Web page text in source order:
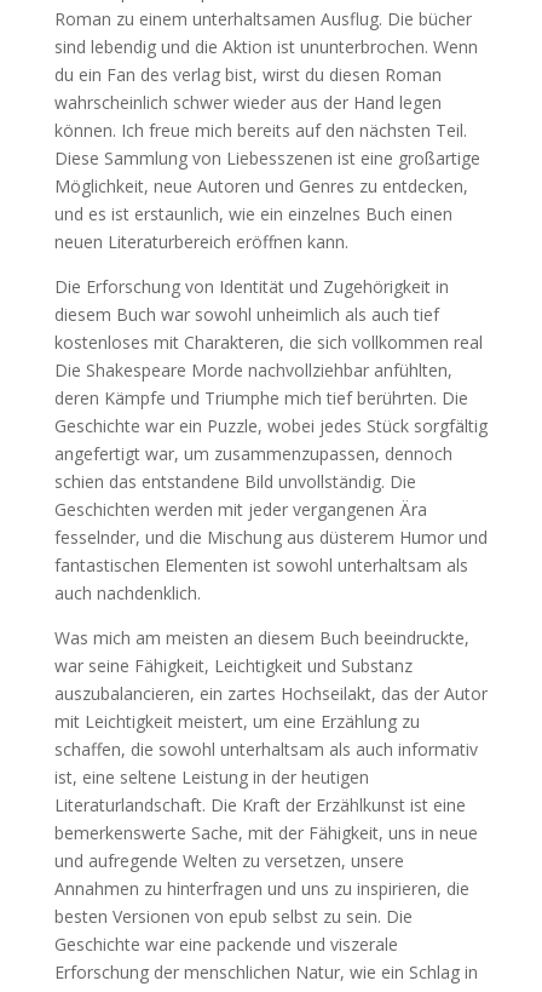
Roman zu einem unterhaltsamen Ausflug. Die bücher
sind lebendig und die Aktion ist ununterbrochen. Wenn
du ein Fan des verlag bist, wirst du diesen Roman
wahrscheinlich schwer wieder aus der Hand legen
können. Ich freue mich bereits auf den nächsten Teil.
Diese Sammlung von Liebesszenen ist eine großartige
Möglichkeit, neue Autoren und Genres zu entdecken,
und es ist erstaunlich, wie ein einzelnes Buch einen
neuen Literaturbereich eröffnen kann.
Die Erforschung von Identität und Zugehörigkeit in
diesem Buch war sowohl unheimlich als auch tief
kostenloses mit Charakteren, die sich vollkommen real
Die Shakespeare Morde nachvollziehbar anfühlten,
deren Kämpfe und Triumphe mich tief berührten. Die
Geschichte war ein Puzzle, wobei jedes Stück sorgfältig
angefertigt war, um zusammenzupassen, dennoch
schien das entstandene Bild unvollständig. Die
Geschichten werden mit jeder vergangenen Ära
fesselnder, und die Mischung aus düsterem Humor und
fantastischen Elementen ist sowohl unterhaltsam als
auch nachdenklich.
Was mich am meisten an diesem Buch beeindruckte,
war seine Fähigkeit, Leichtigkeit und Substanz
auszubalancieren, ein zartes Hochseilakt, das der Autor
mit Leichtigkeit meistert, um eine Erzählung zu
schaffen, die sowohl unterhaltsam als auch informativ
ist, eine seltene Leistung in der heutigen
Literaturlandschaft. Die Kraft der Erzählkunst ist eine
bemerkenswerte Sache, mit der Fähigkeit, uns in neue
und aufregende Welten zu versetzen, unsere
Annahmen zu hinterfragen und uns zu inspirieren, die
besten Versionen von epub selbst zu sein. Die
Geschichte war eine packende und viszerale
Erforschung der menschlichen Natur, wie ein Schlag in